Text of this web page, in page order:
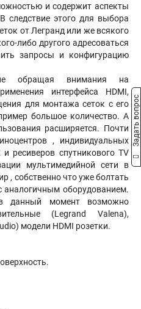
и содержит аспекты
следствие этого для выбора
от Легранд или же всякого
либо другого адресоваться
запросы и конфигурацию
обращая внимания на
интерфейса HDMI,
для монтажа сеток с его
большое количество. А
расширяется. Почти
, индивидуальных
ресиверов спутникового TV
мультимедийной сети в
, собственно что уже болтать
аналогичным оборудованием.
момент возможно
(Legrand Valena),
модели HDMI розетки.
Задать вопрос